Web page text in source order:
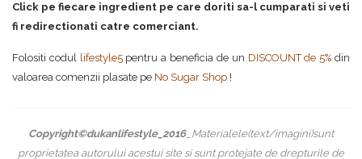
Click pe fiecare ingredient pe care doriti sa-l cumparati si veti
fi redirectionati catre comerciant.
Folositi codul lifestyle5 pentru a beneficia de un DISCOUNT de 5% din
valoarea comenzii plasate pe No Sugar Shop !
Copyright©dukanlifestyle_2016_Materialele(text/imagini)sunt
proprietatea autorului acestui site si sunt protejate de drepturile de